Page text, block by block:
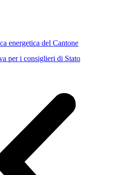
energetica del Cantone
per i consiglieri di Stato